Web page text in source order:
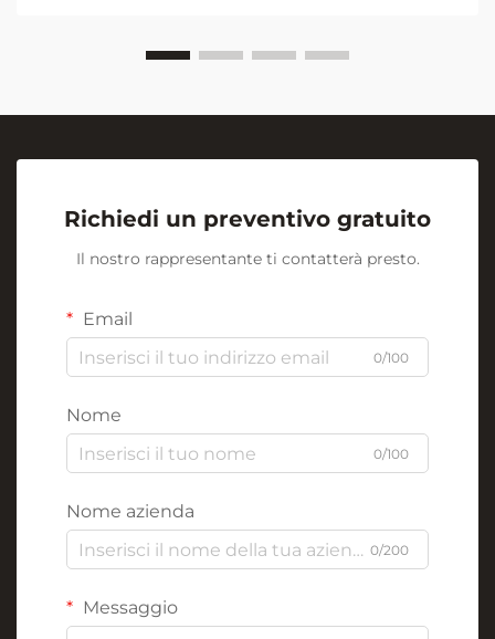
Richiedi un preventivo gratuito
Il nostro rappresentante ti contatterà presto.
Email
0/100
Nome
0/100
Nome azienda
0/200
Messaggio